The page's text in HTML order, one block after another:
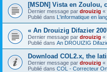
[MSDN] Vista en Zoulou,
Dernier message par drouizig «
Publié dans L'informatique en
« An Drouizig Difazier
Dernier message par drouizig «
Publié dans An DROUIZIG
Download COL2.x, the
Dernier message par drouizig «
Publié dans COL - Correcteur